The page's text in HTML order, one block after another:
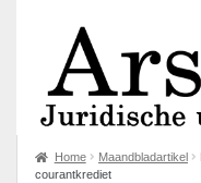
Home Maandbladartikel
courantkrediet